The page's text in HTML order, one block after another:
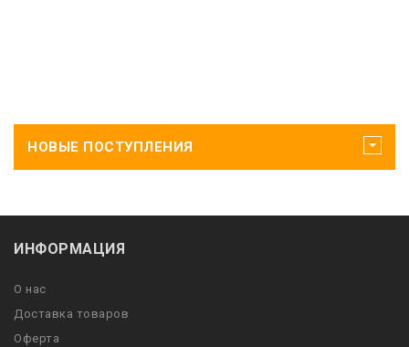
НОВЫЕ ПОСТУПЛЕНИЯ
ИНФОРМАЦИЯ
О нас
Доставка товаров
Оферта